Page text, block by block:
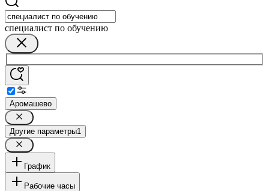
специалист по обучению
Аромашево
Другие параметры1
График
Рабочие часы